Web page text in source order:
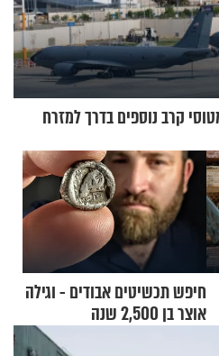
קרב נוספים בדרך למזרח
חיפש תכשיטים אבודים - וגילה
אוצר בן 2,500 שנה